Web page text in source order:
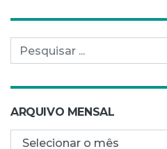
Pesquisar por:
ARQUIVO MENSAL
Arquivo mensal